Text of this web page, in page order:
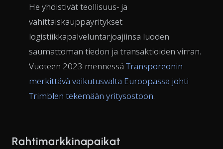
He yhdistivät teollisuus- ja
vähittäiskauppayritykset
logistiikkapalveluntarjoajiinsa luoden
saumattoman tiedon ja transaktioiden virran.
Vuoteen 2023 mennessä Transporeonin
merkittävä vaikutusvalta Euroopassa johti
Trimblen tekemään yritysostoon.
Rahtimarkkinapaikat